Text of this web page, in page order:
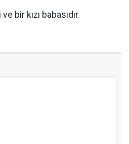
bir kızı babasıdır.